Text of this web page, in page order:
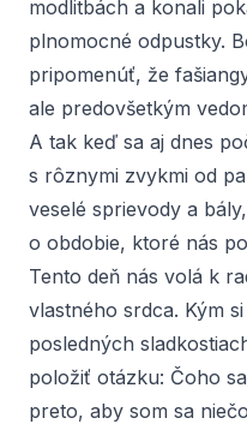
modlitbách a konali
plnomocné odpustky.
pripomenúť, že
ale predovšetkým
A tak keď sa aj dnes
s rôznymi zvykmi od
veselé sprievody a
o obdobie, ktoré nás
Tento deň nás volá k
vlastného srdca. Kým
posledných
položiť otázku: Čoho
preto, aby som sa